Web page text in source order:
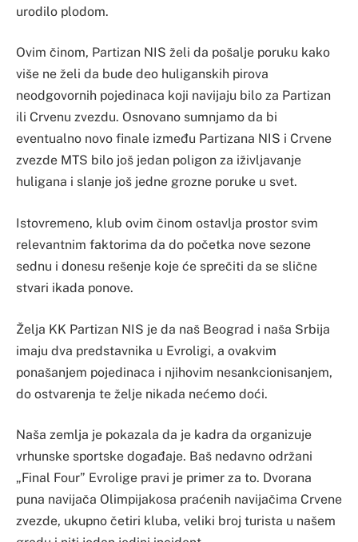
urodilo plodom.
Ovim činom, Partizan NIS želi da pošalje poruku kako
više ne želi da bude deo huliganskih pirova
neodgovornih pojedinaca koji navijaju bilo za Partizan
ili Crvenu zvezdu. Osnovano sumnjamo da bi
eventualno novo finale između Partizana NIS i Crvene
zvezde MTS bilo još jedan poligon za iživljavanje
huligana i slanje još jedne grozne poruke u svet.
Istovremeno, klub ovim činom ostavlja prostor svim
relevantnim faktorima da do početka nove sezone
sednu i donesu rešenje koje će sprečiti da se slične
stvari ikada ponove.
Želja KK Partizan NIS je da naš Beograd i naša Srbija
imaju dva predstavnika u Evroligi, a ovakvim
ponašanjem pojedinaca i njihovim nesankcionisanjem,
do ostvarenja te želje nikada nećemo doći.
Naša zemlja je pokazala da je kadra da organizuje
vrhunske sportske događaje. Baš nedavno održani
„Final Four” Evrolige pravi je primer za to. Dvorana
puna navijača Olimpijakosa praćenih navijačima Crvene
zvezde, ukupno četiri kluba, veliki broj turista u našem